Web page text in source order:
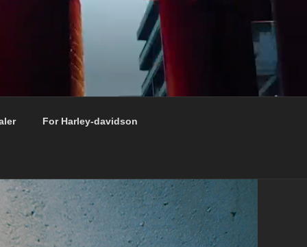
For Harley-davidson